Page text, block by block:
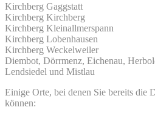
Kirchberg Gaggstatt
Kirchberg Kirchberg
Kirchberg Kleinallmerspann
Kirchberg Lobenhausen
Kirchberg Weckelweiler
Diembot, Dörrmenz, Eichenau,
Lendsiedel und Mistlau
Einige Orte, bei denen Sie bereits die
können: